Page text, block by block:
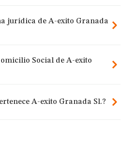
jurídica de A-exito Granada
Social de A-exito
A-exito Granada Sl.?